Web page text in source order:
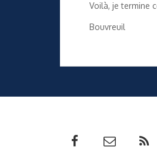
Voilà, je termine
Bouvreuil